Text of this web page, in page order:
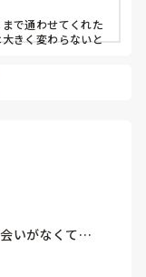
で通わせてくれた
きく変わらないと
やっていけると思
いがなくて…
の人とは1年付き